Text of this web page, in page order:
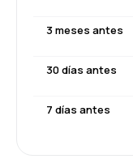
3 meses antes
30 días antes
7 días antes